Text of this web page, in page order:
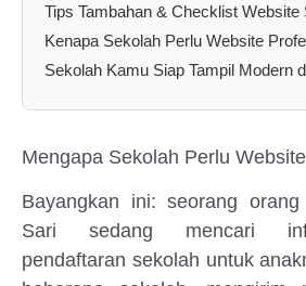
Tips Tambahan & Checklist Website
Kenapa Sekolah Perlu Website
Sekolah Kamu Siap Tampil Modern
Mengapa Sekolah Perlu
Bayangkan ini: seorang
Sari sedang mencari
pendaftaran sekolah untuk